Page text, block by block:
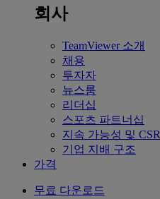
회사
TeamViewer 소개
채용
투자자
뉴스룸
리더십
스포츠 파트너십
지속 가능성 및 CSR
기업 지배 구조
가격
무료 다운로드